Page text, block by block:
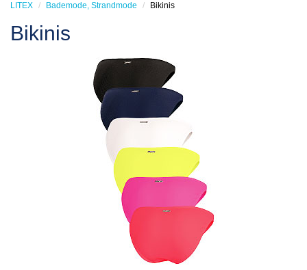
LITEX Bademode, Strandmode Bikinis
Bikinis